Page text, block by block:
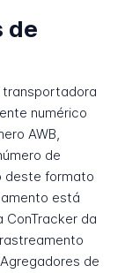
de
transportadora
numérico
AWB,
de
deste formato
está
da
de